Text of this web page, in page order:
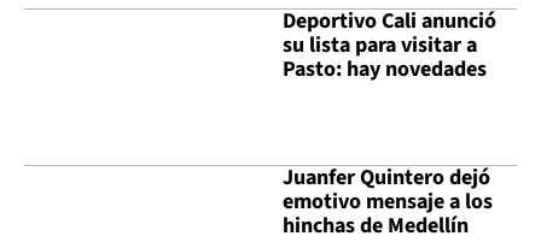
Deportivo Cali anunció
su lista para visitar a
Pasto: hay novedades
Juanfer Quintero dejó
emotivo mensaje a los
hinchas de Medellín